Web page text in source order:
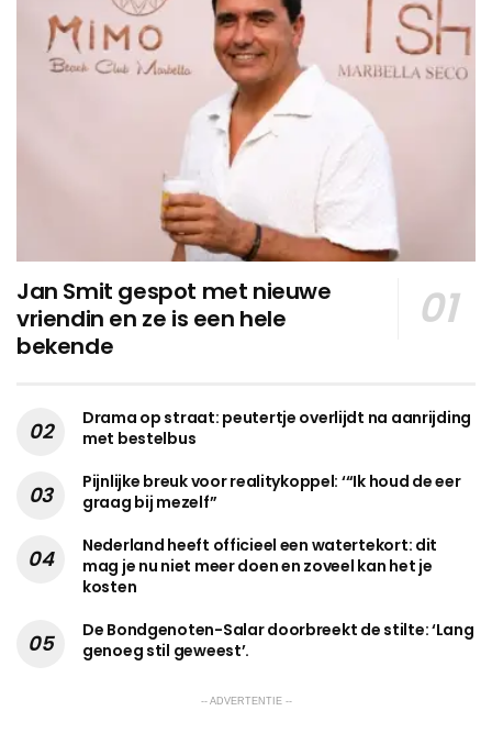
Jan Smit gespot met nieuwe
vriendin en ze is een hele
bekende
Drama op straat: peutertje overlijdt na aanrijding
met bestelbus
Pijnlijke breuk voor realitykoppel: ‘“Ik houd de eer
graag bij mezelf”
Nederland heeft officieel een watertekort: dit
mag je nu niet meer doen en zoveel kan het je
kosten
De Bondgenoten-Salar doorbreekt de stilte: ‘Lang
genoeg stil geweest’.
-- ADVERTENTIE --